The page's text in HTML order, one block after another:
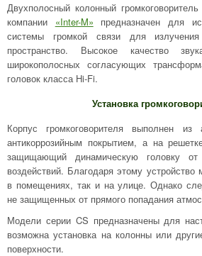
Двухполосный колонный
компании «Inter-M» предназначен для
системы громкой связи для
пространство. Высокое качество
широкополосных согласующих
головок класса Hi-Fi.
Установка
Корпус громкоговорителя выполнен
антикоррозийным покрытием, а на
защищающий динамическую головку
воздействий. Благодаря этому устройство
в помещениях, так и на улице. Однако
не защищенных от прямого попадания
Модели серии CS предназначены для
возможна установка на колонны или
поверхности.